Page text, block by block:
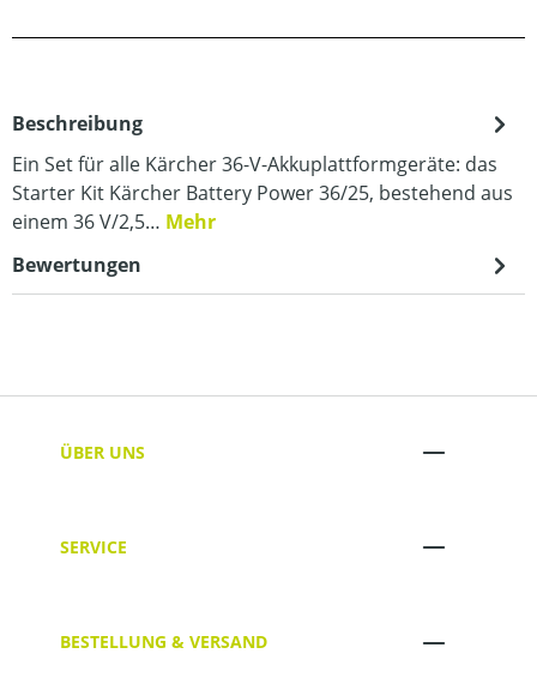
Beschreibung
Ein Set für alle Kärcher 36-V-Akkuplattformgeräte: das
Starter Kit Kärcher Battery Power 36/25, bestehend aus
einem 36 V/2,5… Mehr
Bewertungen
ÜBER UNS
SERVICE
BESTELLUNG & VERSAND